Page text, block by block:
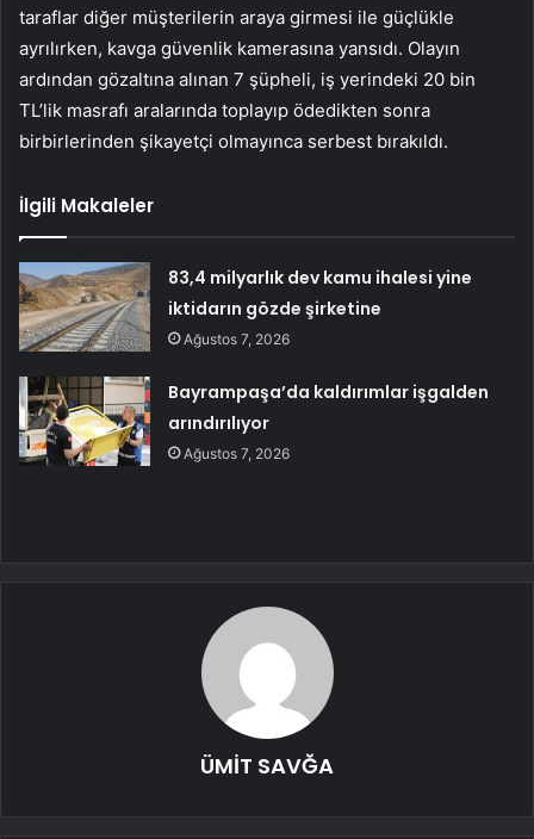
taraflar diğer müşterilerin araya girmesi ile güçlükle
ayrılırken, kavga güvenlik kamerasına yansıdı. Olayın
ardından gözaltına alınan 7 şüpheli, iş yerindeki 20 bin
TL’lik masrafı aralarında toplayıp ödedikten sonra
birbirlerinden şikayetçi olmayınca serbest bırakıldı.
İlgili Makaleler
83,4 milyarlık dev kamu ihalesi yine
iktidarın gözde şirketine
Ağustos 7, 2026
Bayrampaşa’da kaldırımlar işgalden
arındırılıyor
Ağustos 7, 2026
ÜMİT SAVĞA